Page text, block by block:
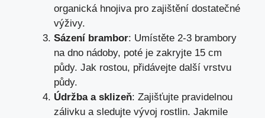
organická hnojiva pro zajištění dostatečné
výživy.
Sázení brambor: Umístěte 2-3 brambory
na dno nádoby, poté je zakryjte 15 cm
půdy. Jak rostou, přidávejte další vrstvu
půdy.
Údržba a sklizeň: Zajišťujte pravidelnou
zálivku a sledujte vývoj rostlin. Jakmile